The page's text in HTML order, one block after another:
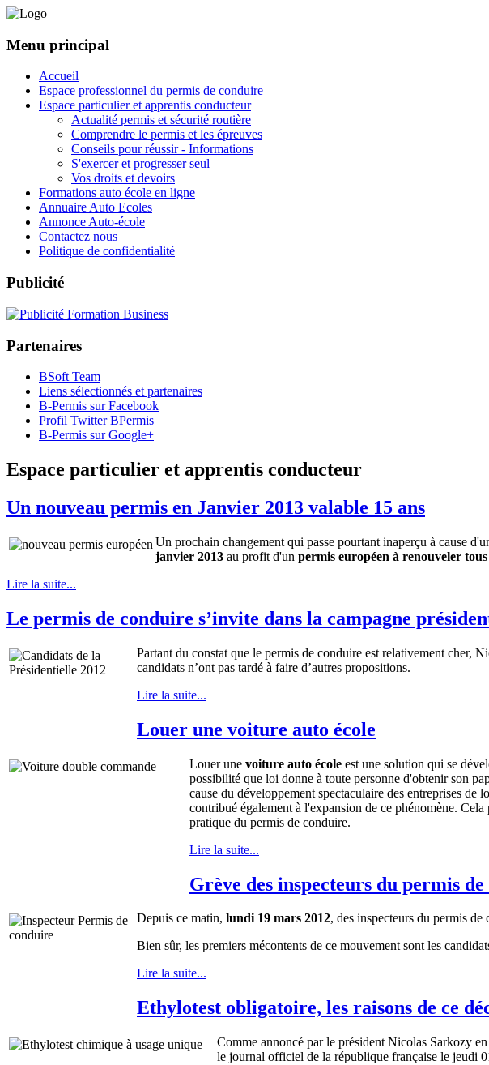
Menu principal
Accueil
Espace professionnel du permis de conduire
Espace particulier et apprentis conducteur
Actualité permis et sécurité routière
Comprendre le permis et les épreuves
Conseils pour réussir - Informations
S'exercer et progresser seul
Vos droits et devoirs
Formations auto école en ligne
Annuaire Auto Ecoles
Annonce Auto-école
Contactez nous
Politique de confidentialité
Publicité
Partenaires
BSoft Team
Liens sélectionnés et partenaires
B-Permis sur Facebook
Profil Twitter BPermis
B-Permis sur Google+
Espace particulier et apprentis conducteur
Un nouveau permis en Janvier 2013 valable 15 ans
Un prochain changement qui passe pourtant inaperçu à cause
janvier 2013 au profit d'un permis européen à renouveler tous
Lire la suite...
Le permis de conduire s’invite dans la campagne
Partant du constat que le permis de conduire est relativement cher,
candidats n’ont pas tardé à faire d’autres propositions.
Lire la suite...
Louer une voiture auto école
Louer une voiture auto école est une solution qui se
possibilité que loi donne à toute personne d'obtenir son
cause du développement spectaculaire des entreprises de
contribué également à l'expansion de ce phénomène.
pratique du permis de conduire.
Lire la suite...
Grève des inspecteurs du permis
Depuis ce matin, lundi 19 mars 2012, des inspecteurs du permis de
Bien sûr, les premiers mécontents de ce mouvement sont les
Lire la suite...
Ethylotest obligatoire, les raisons de ce
Comme annoncé par le président Nicolas Sarkozy
le journal officiel de la république française le jeudi